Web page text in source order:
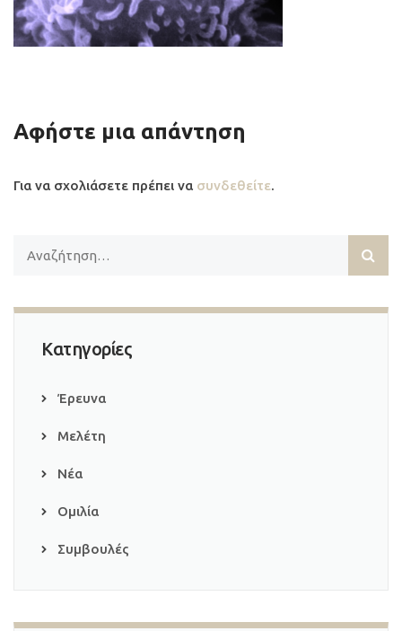
Αφήστε μια απάντηση
Για να σχολιάσετε πρέπει να συνδεθείτε.
Κατηγορίες
Έρευνα
Μελέτη
Νέα
Ομιλία
Συμβουλές